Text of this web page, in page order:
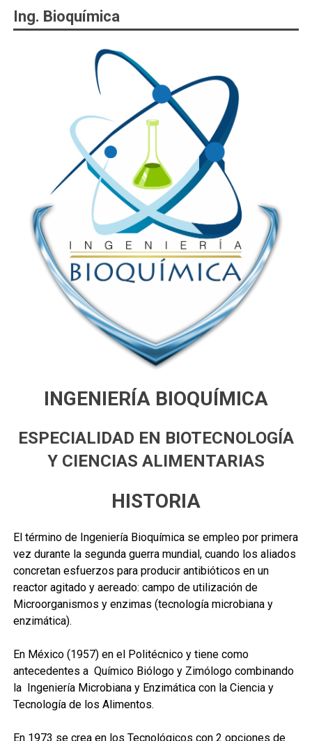
Ing. Bioquímica
INGENIERÍA BIOQUÍMICA
ESPECIALIDAD EN BIOTECNOLOGÍA
Y CIENCIAS ALIMENTARIAS
HISTORIA
El término de Ingeniería Bioquímica se empleo por primera
vez durante la segunda guerra mundial, cuando los aliados
concretan esfuerzos para producir antibióticos en un
reactor agitado y aereado: campo de utilización de
Microorganismos y enzimas (tecnología microbiana y
enzimática).
En México (1957) en el Politécnico y tiene como
antecedentes a Químico Biólogo y Zimólogo combinando
la Ingeniería Microbiana y Enzimática con la Ciencia y
Tecnología de los Alimentos.
En 1973 se crea en los Tecnológicos con 2 opciones de